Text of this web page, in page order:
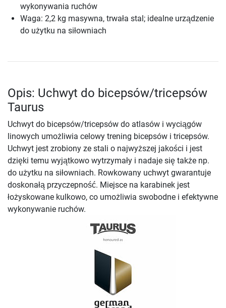
wykonywania ruchów
Waga: 2,2 kg masywna, trwała stal; idealne urządzenie
do użytku na siłowniach
Opis: Uchwyt do bicepsów/tricepsów
Taurus
Uchwyt do bicepsów/tricepsów do atlasów i wyciągów
linowych umożliwia celowy trening bicepsów i tricepsów.
Uchwyt jest zrobiony ze stali o najwyższej jakości i jest
dzięki temu wyjątkowo wytrzymały i nadaje się także np.
do użytku na siłowniach. Rowkowany uchwyt gwarantuje
doskonałą przyczepność. Miejsce na karabinek jest
łożyskowane kulkowo, co umożliwia swobodne i efektywne
wykonywanie ruchów.